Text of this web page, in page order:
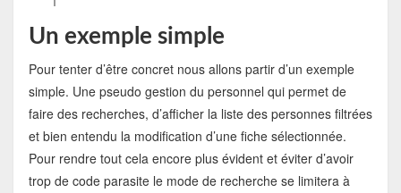
Un exemple simple
Pour tenter d’être concret nous allons partir d’un exemple
simple. Une pseudo gestion du personnel qui permet de
faire des recherches, d’afficher la liste des personnes filtrées
et bien entendu la modification d’une fiche sélectionnée.
Pour rendre tout cela encore plus évident et éviter d’avoir
trop de code parasite le mode de recherche se limitera à